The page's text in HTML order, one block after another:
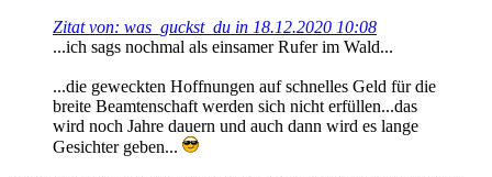
Zitat von: was_guckst_du in 18.12.2020 10:08
...ich sags nochmal als einsamer Rufer im Wald...
...die geweckten Hoffnungen auf schnelles Geld für die
breite Beamtenschaft werden sich nicht erfüllen...das
wird noch Jahre dauern und auch dann wird es lange
Gesichter geben...